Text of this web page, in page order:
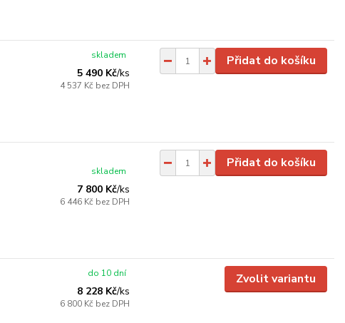
5 490 Kč/ks
4 537 Kč bez DPH
skladem Přidat do košíku
7 800 Kč/ks
6 446 Kč bez DPH
skladem
Přidat do košíku
8 228 Kč/ks
6 800 Kč bez DPH
do 10 dní Zvolit variantu